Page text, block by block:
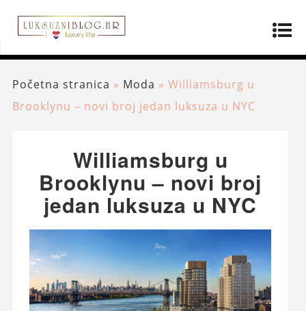
Početna stranica » Moda » Williamsburg u
Brooklynu – novi broj jedan luksuza u NYC
Williamsburg u
Brooklynu – novi broj
jedan luksuza u NYC